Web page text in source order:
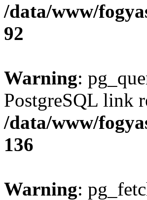
/data/www/
92
Warning:
PostgreSQL link
/data/www/
136
Warning: